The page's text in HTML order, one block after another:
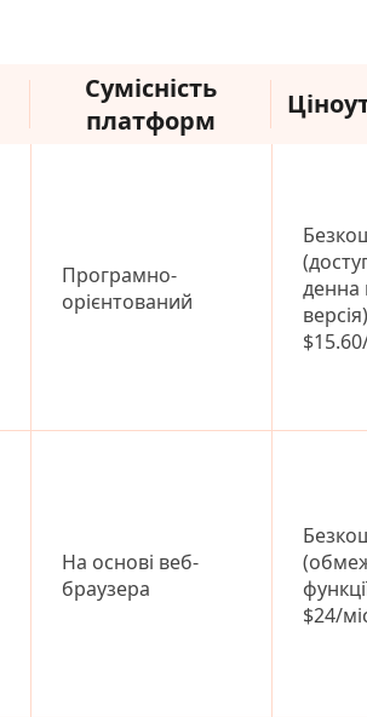
Сумісність
платформ
Програмно-
орієнтований
денна
версія)
На основі веб-
браузера
$24/